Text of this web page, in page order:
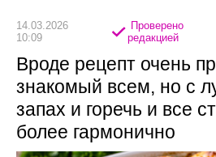
14.03.2026
10:09
Проверено
редакцией
Вроде рецепт очень
знакомый всем, но с
запах и горечь и все
более гармонично